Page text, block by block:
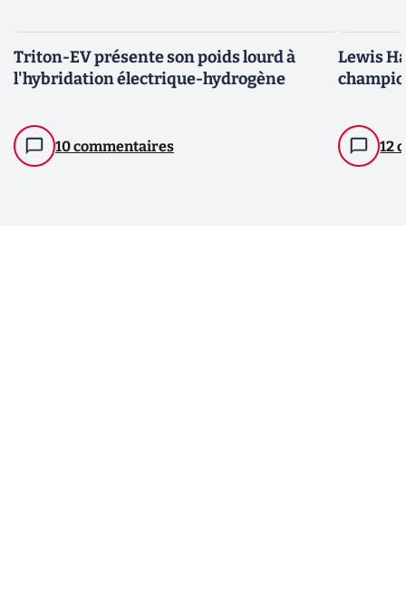
Triton-EV présente son poids lourd à
l'hybridation électrique-hydrogène
10 commentaires
Lewis
12